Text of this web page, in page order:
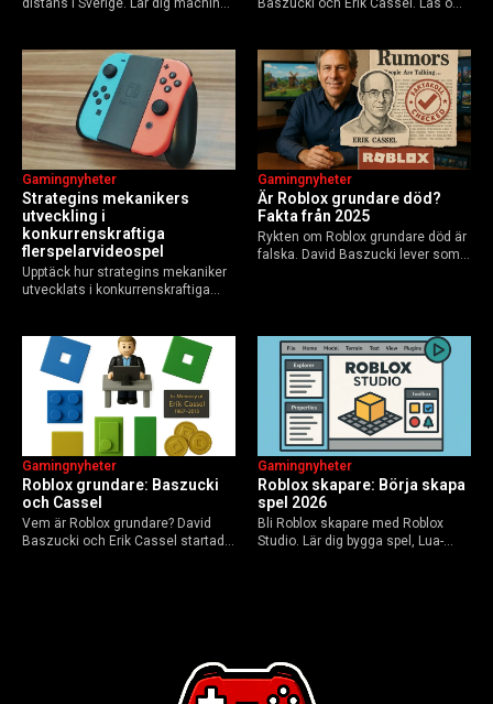
distans i Sverige. Lär dig machine
Guide för nybörjare och
yrkesverksamma som vill bygga…
Baszucki och Erik Cassel. Läs om
användare 2025, och vad som
händer inför 2026.
Strategins mekanikers
utveckling i
konkurrenskraftiga
flerspelarvideospel
Gamingnyheter
Upptäck hur strategins mekaniker
utvecklats i konkurrenskraftiga
AI-drivna innovationer.
Är Roblox grundare död?
Fakta från 2025
Gamingnyheter
Rykten om Roblox grundare död är
falska. David Baszucki lever som
Roblox grundare: Baszucki
och Cassel
Gamingnyheter
Vem är Roblox grundare? David
Baszucki och Erik Cassel startade
Roblox skapare: Börja skapa
spel 2026
Gamingnyheter
Bli Roblox skapare med Roblox
Studio. Lär dig bygga spel, Lua-